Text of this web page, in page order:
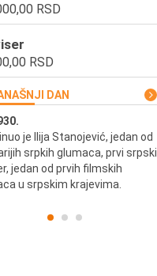
RSD
RSD
DAN
je Ilija Stanojević, jedan od
srpkih glumaca, prvi srpski
jedan od prvih filmskih
u srpskim krajevima.